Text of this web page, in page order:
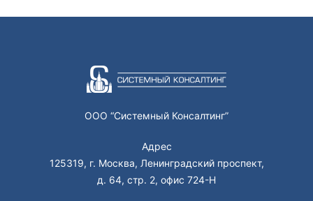
ООО “Системный Консалтинг”
Адрес
125319, г. Москва, Ленинградский проспект,
д. 64, стр. 2, офис 724-Н